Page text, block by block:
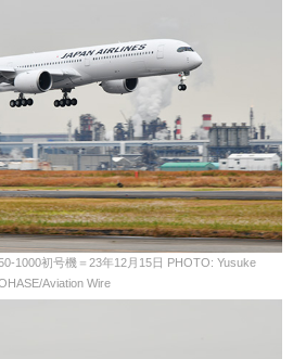
1000初号機＝23年12月15日 PHOTO: Yusuke
Aviation Wire